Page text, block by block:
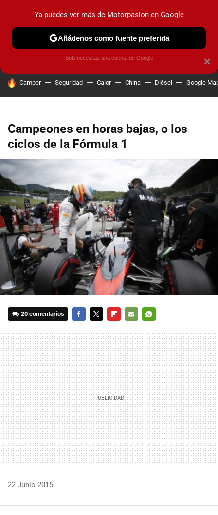
MENÚ NUEVO
COCHES ELÉCTRICOS OBSERVATORIO
HOY SE HABLA DE
Camper Seguridad Calor China Diésel Google
Campeones en horas bajas, o los
ciclos de la Fórmula 1
20 comentarios
MAIL
22 Junio 2015
×
Ya puedes ver más de Motorpasion en Google
Añádenos como fuente preferida
Solo necesitas una cuenta de Google